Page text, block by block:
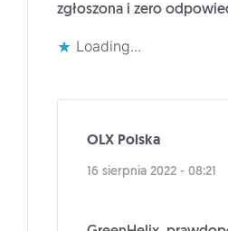
zgłoszona i zero
Loading...
OLX Polska
16 sierpnia 2022 - 08:21